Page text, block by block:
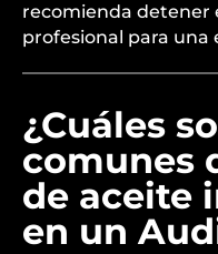
recomienda detener
profesional para una
¿Cuáles
comunes
de aceite
en un